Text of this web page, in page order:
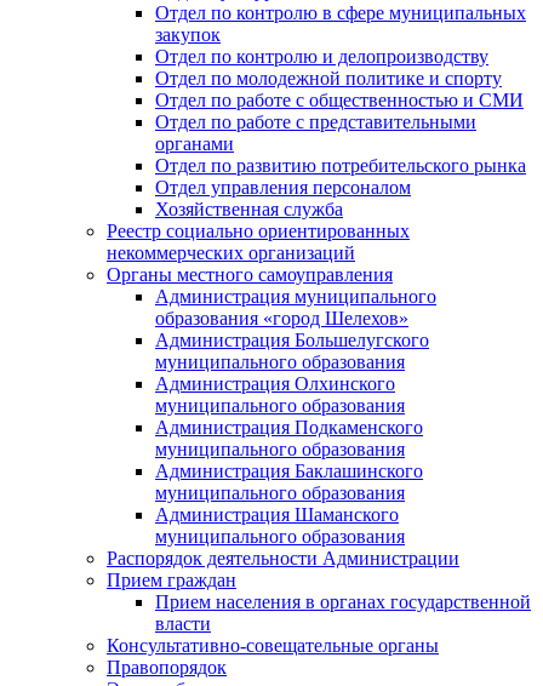
Отдел по контролю в сфере муниципальных
закупок
Отдел по контролю и делопроизводству
Отдел по молодежной политике и спорту
Отдел по работе с общественностью и СМИ
Отдел по работе с представительными
органами
Отдел по развитию потребительского рынка
Отдел управления персоналом
Хозяйственная служба
Реестр социально ориентированных
некоммерческих организаций
Органы местного самоуправления
Администрация муниципального
образования «город Шелехов»
Администрация Большелугского
муниципального образования
Администрация Олхинского
муниципального образования
Администрация Подкаменского
муниципального образования
Администрация Баклашинского
муниципального образования
Администрация Шаманского
муниципального образования
Распорядок деятельности Администрации
Прием граждан
Прием населения в органах государственной
власти
Консультативно-совещательные органы
Правопорядок